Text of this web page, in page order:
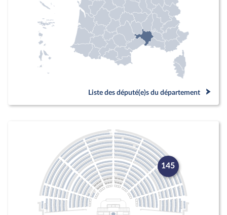
Liste des député(e)s du département
145